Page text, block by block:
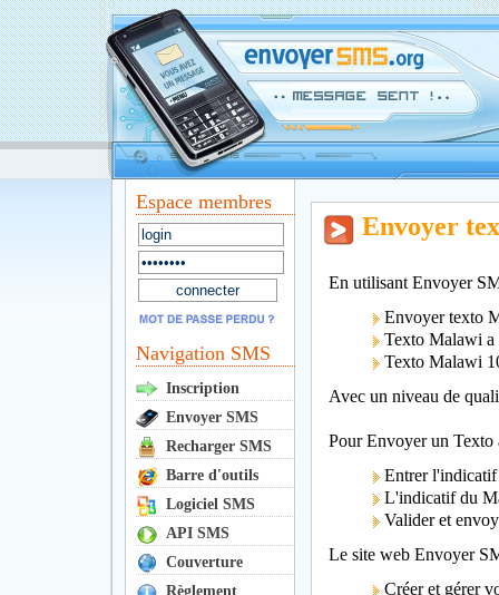
Espace membres
Navigation SMS
Inscription
Envoyer SMS
Recharger SMS
Barre d'outils
Logiciel SMS
API SMS
Couverture
Règlement
Envoyer
En utilisant Envoyer
Envoyer texto
Texto Malawi a
Texto Malawi
Avec un niveau de
Pour Envoyer un
Entrer
L'indicatif du
Valider et
Le site web Envoyer
Créer et gérer